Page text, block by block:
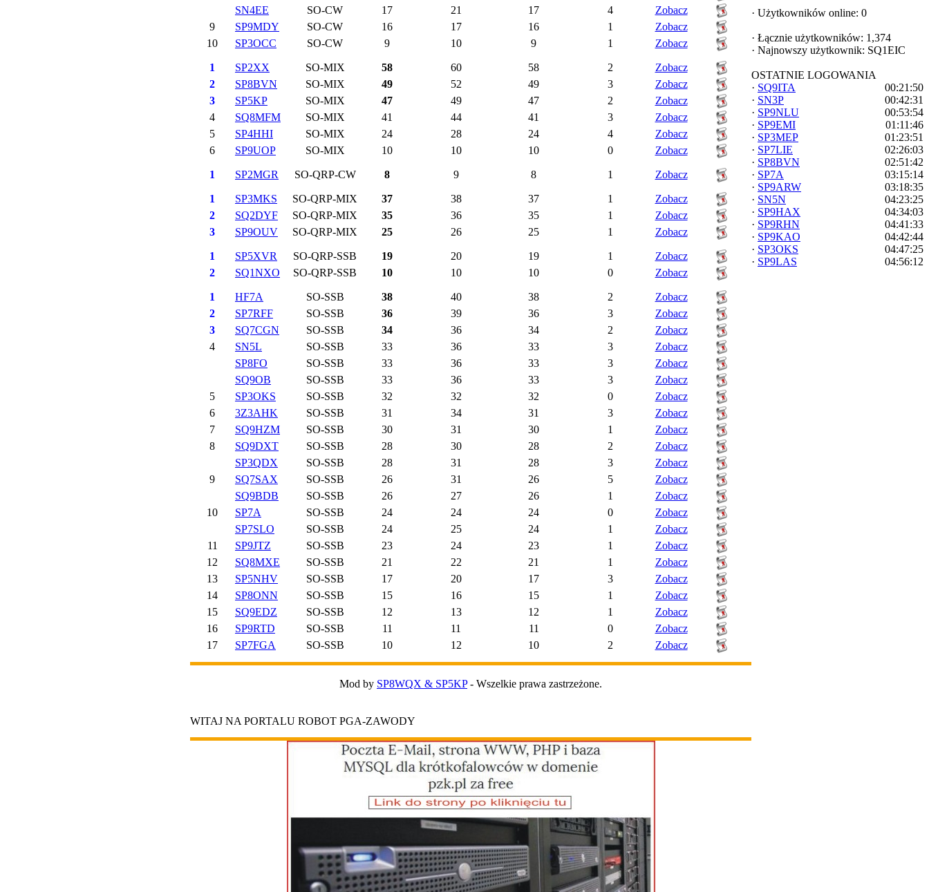
SN4EE
SO-CW 17 21 17 4
Zobacz
9
SP9MDY SO-CW 16 17 16 1
Zobacz
10
SP3OCC SO-CW 9 10 9 1 Zobacz
1 SP2XX SO-MIX 58 60 58 2
Zobacz
2
SP8BVN SO-MIX 49 52 49 3
Zobacz
3
SP5KP SO-MIX 47 49 47 2
Zobacz
4
SQ8MFM SO-MIX 41 44 41 3
Zobacz
5
SP4HHI SO-MIX 24 28 24 4
Zobacz
6
SP9UOP SO-MIX 10 10 10 0 Zobacz
1 SP2MGR SO-QRP-CW 8 9 8 1 Zobacz
1 SP3MKS SO-QRP-MIX 37 38 37 1
Zobacz
2
SQ2DYF SO-QRP-MIX 35 36 35 1
Zobacz
3
SP9OUV SO-QRP-MIX 25 26 25 1 Zobacz
1 SP5XVR SO-QRP-SSB 19 20 19 1
Zobacz
2
SQ1NXO SO-QRP-SSB 10 10 10 0 Zobacz
1 HF7A SO-SSB 38 40 38 2
Zobacz
2
SP7RFF SO-SSB 36 39 36 3
Zobacz
3
SQ7CGN SO-SSB 34 36 34 2
Zobacz
4
SN5L SO-SSB 33 36 33 3
Zobacz
SP8FO
SO-SSB 33 36 33 3
Zobacz
SQ9OB
SO-SSB 33 36 33 3
Zobacz
5
SP3OKS SO-SSB 32 32 32 0
Zobacz
6
3Z3AHK SO-SSB 31 34 31 3
Zobacz
7
SQ9HZM SO-SSB 30 31 30 1
Zobacz
8
SQ9DXT SO-SSB 28 30 28 2
Zobacz
SP3QDX
SO-SSB 28 31 28 3
Zobacz
9
SQ7SAX SO-SSB 26 31 26 5
Zobacz
SQ9BDB
SO-SSB 26 27 26 1
Zobacz
10
SP7A SO-SSB 24 24 24 0
Zobacz
SP7SLO
SO-SSB 24 25 24 1
Zobacz
11
SP9JTZ SO-SSB 23 24 23 1
Zobacz
12
SQ8MXE SO-SSB 21 22 21 1
Zobacz
13
SP5NHV SO-SSB 17 20 17 3
Zobacz
14
SP8ONN SO-SSB 15 16 15 1
Zobacz
15
SQ9EDZ SO-SSB 12 13 12 1
Zobacz
16
SP9RTD SO-SSB 11 11 11 0
Zobacz
17
SP7FGA SO-SSB 10 12 10 2 Zobacz
Mod by SP8WQX & SP5KP- Wszelkie prawa zastrzeżone.
WITAJ NA PORTALU ROBOT PGA-ZAWODY
· Użytkowników online: 0
· Łącznie użytkowników: 1,374
· Najnowszy użytkownik: SQ1EIC
OSTATNIE LOGOWANIA
· SQ9ITA
00:21:50
· SN3P
00:42:31
· SP9NLU
00:53:54
· SP9EMI
01:11:46
· SP3MEP
01:23:51
· SP7LIE
02:26:03
· SP8BVN
02:51:42
· SP7A
03:15:14
· SP9ARW
03:18:35
· SN5N
04:23:25
· SP9HAX
04:34:03
· SP9RHN
04:41:33
· SP9KAO
04:42:44
· SP3OKS
04:47:25
· SP9LAS 04:56:12